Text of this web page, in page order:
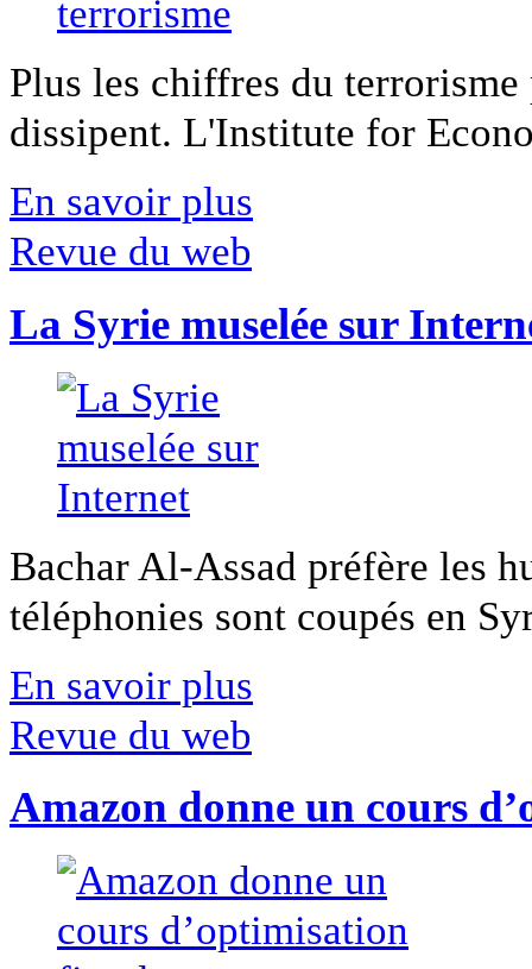
Plus les chiffres du
dissipent. L'Institute for
En savoir plus
Revue du web
La Syrie muselée sur
Bachar Al-Assad préfère les
téléphonies sont coupés en
En savoir plus
Revue du web
Amazon donne un cours